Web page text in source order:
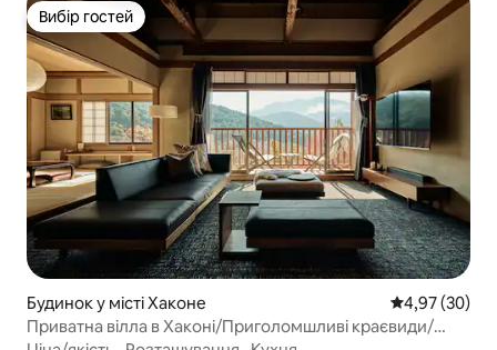
Вибір гостей
Вибір гостей
Будинок у місті Хаконе Середня
4,97 (30)
Приватна вілла в Хаконі/Приголомшливі краєвиди/